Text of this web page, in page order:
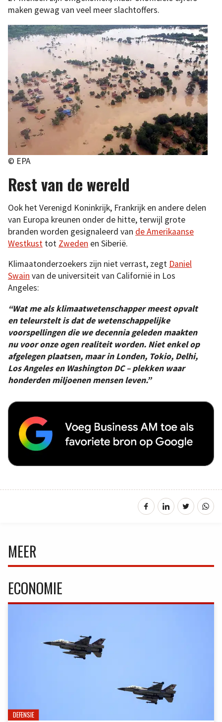
maken gewag van veel meer slachtoffers.
© EPA
Rest van de wereld
Ook het Verenigd Koninkrijk, Frankrijk en andere delen
van Europa kreunen onder de hitte, terwijl grote
branden worden gesignaleerd van de Amerikaanse
Westkust tot Zweden en Siberië.
Klimaatonderzoekers zijn niet verrast, zegt Daniel
Swain van de universiteit van Californië in Los
Angeles:
“Wat me als klimaatwetenschapper meest opvalt
en teleurstelt is dat de wetenschappelijke
voorspellingen die we decennia geleden maakten
nu voor onze ogen realiteit worden. Niet enkel op
afgelegen plaatsen, maar in Londen, Tokio, Delhi,
Los Angeles en Washington DC – plekken waar
honderden miljoenen mensen leven.”
MEER
ECONOMIE
DEFENSIE